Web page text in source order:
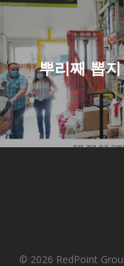
뿌리째 뽑
© 2026 RedPoint